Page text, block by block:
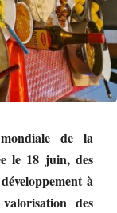
de la
le 18 juin, des
à
des